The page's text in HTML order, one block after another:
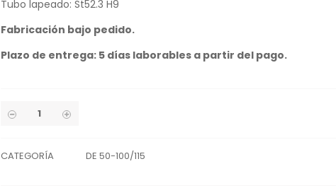
Tubo lapeado: St52.3 H9
Fabricación bajo pedido.
Plazo de entrega: 5 días laborables a partir del pago.
CATEGORÍA DE 50-100/115